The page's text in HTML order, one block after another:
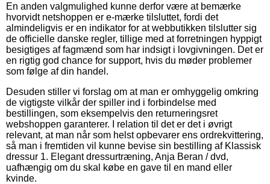
En anden valgmulighed kunne derfor være at bemærke
hvorvidt netshoppen er e-mærke tilsluttet, fordi det
almindeligvis er en indikator for at webbutikken tilslutter sig
de officielle danske regler, tillige med at forretningen hyppigt
besigtiges af fagmænd som har indsigt i lovgivningen. Det er
en rigtig god chance for support, hvis du møder problemer
som følge af din handel.
Desuden stiller vi forslag om at man er omhyggelig omkring
de vigtigste vilkår der spiller ind i forbindelse med
bestillingen, som eksempelvis den returneringsret
webshoppen garanterer. I relation til det er det i øvrigt
relevant, at man når som helst opbevarer ens ordrekvittering,
så man i fremtiden vil kunne bevise sin bestilling af Klassisk
dressur 1. Elegant dressurtræning, Anja Beran / dvd,
uafhængig om du skal købe en gave til en mand eller
kvinde.